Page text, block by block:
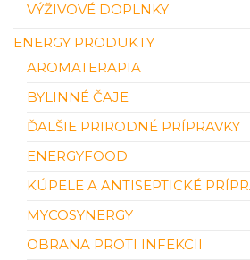
VÝŽIVOVÉ DOPLNKY
ENERGY PRODUKTY
AROMATERAPIA
BYLINNÉ ČAJE
ĎALŠIE PRIRODNÉ PRÍPRAVKY
ENERGYFOOD
KÚPELE A ANTISEPTICKÉ
MYCOSYNERGY
OBRANA PROTI INFEKCII